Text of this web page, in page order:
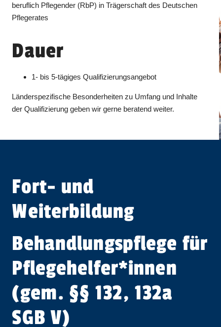
beruflich Pflegender (RbP) in Trägerschaft des Deutschen
Pflegerates
Dauer
1- bis 5-tägiges Qualifizierungsangebot
Länderspezifische Besonderheiten zu Umfang und Inhalte
der Qualifizierung geben wir gerne beratend weiter.
Fort- und
Weiterbildung
Behandlungspflege für
Pflegehelfer​*innen
(gem. §§ 132, 132a
SGB V)